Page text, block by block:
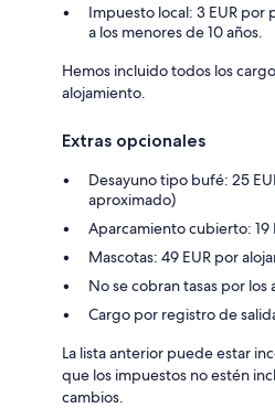
Impuesto local: 3 EUR por
a los menores de 10 años.
Hemos incluido todos los
alojamiento.
Extras opcionales
Desayuno tipo bufé: 25
aproximado)
Aparcamiento cubierto: 19
Mascotas: 49 EUR por
No se cobran tasas por los
Cargo por registro de
La lista anterior puede estar
que los impuestos no estén
cambios.